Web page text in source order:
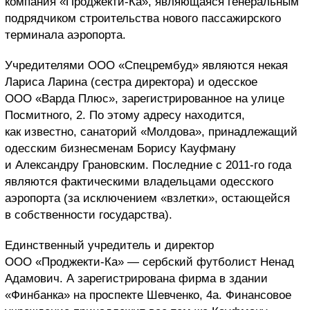
подрядчиком строительства нового пассажирского
терминала аэропорта.
Учредителями ООО «Спецрембуд» являются некая
Лариса Ларина (сестра директора) и одесское
ООО «Варда Плюс», зарегистрированное на улице
Посмитного, 2. По этому адресу находится,
как известно, санаторий «Молдова», принадлежащий
одесским бизнесменам Борису Кауфману
и Александру Грановским. Последние с 2011-го года
являются фактическими владельцами одесского
аэропорта (за исключением «взлетки», остающейся
в собственности государства).
Единственный учредитель и директор
ООО «Проджекти-Ка» — сербский футболист Ненад
Адамович. А зарегистрирована фирма в здании
«Финбанка» на проспекте Шевченко, 4а. Финансовое